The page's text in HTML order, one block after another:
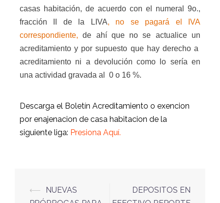
casas habitación, de acuerdo con el numeral 9o.,
fracción II de la LIVA, no se pagará el IVA
correspondiente, de ahí que no se actualice un
acreditamiento y por supuesto que hay derecho a
acreditamiento ni a devolución como lo sería en
una actividad gravada al
0 o 16 %.
Descarga el Boletín Acreditamiento o exencion
por enajenacion de casa habitacion de la
siguiente liga: Presiona Aquí.
⟵
NUEVAS
DEPOSITOS EN